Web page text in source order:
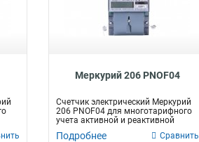
Меркурий 206 PNOF04
Счетчик электрический Меркурий
206 PNOF04 для многотарифного
учета активной и реактивной
Подробнее Сравнить